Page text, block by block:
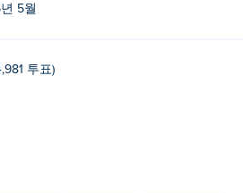
5월
투표)